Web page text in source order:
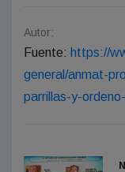
Autor:
Fuente: https://
general/anmat-
parrillas-y-